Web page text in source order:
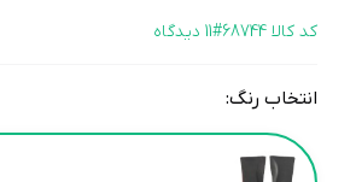
کد کالا 68744# 11 دیدگاه
انتخاب رنگ:
Color